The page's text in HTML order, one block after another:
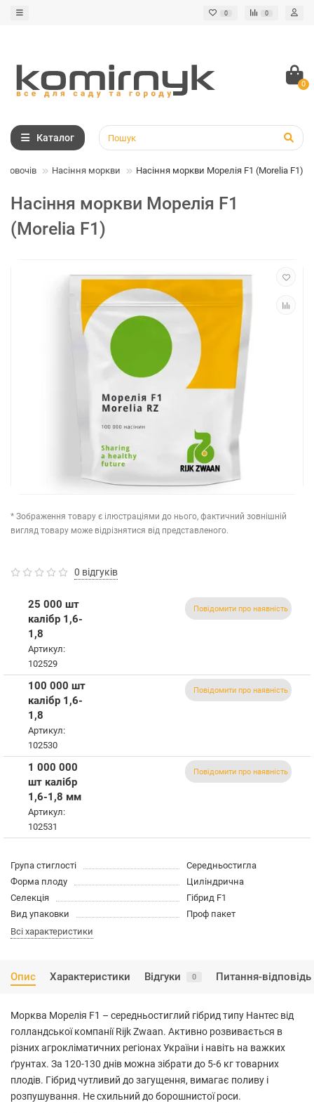
0 0
0
Каталог
овочів Насіння моркви Насіння моркви Морелія F1 (Morelia F1)
Насіння моркви Морелія F1
(Morelia F1)
* Зображення товару є ілюстраціями до нього, фактичний зовнішній
вигляд товару може відрізнятися від представленого.
0 відгуків
25 000 шт
калібр 1,6-
1,8
Артикул:
102529
Повідомити про наявність
100 000 шт
калібр 1,6-
1,8
Артикул:
102530
Повідомити про наявність
1 000 000
шт калібр
1,6-1,8 мм
Артикул:
102531
Повідомити про наявність
Група стиглості
Середньостигла
Форма плоду
Циліндрична
Селекція
Гібрид F1
Вид упаковки
Проф пакет
Всі характеристики
Опис Характеристики Відгуки 0 Питання-відповідь
Морква Морелія F1 – середньостиглий гібрид типу Нантес від
голландської компанії Rijk Zwaan. Активно розвивається в
різних агрокліматичних регіонах України і навіть на важких
ґрунтах. За 120-130 днів можна зібрати до 5-6 кг товарних
плодів. Гібрид чутливий до загущення, вимагає поливу і
розпушування. Не схильний до борошнистої роси.